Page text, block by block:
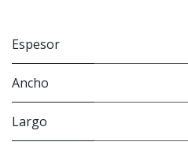
Espesor
Ancho
Largo